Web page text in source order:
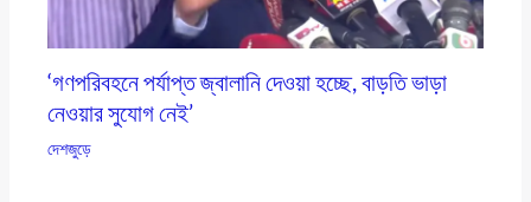
‘গণপরিবহনে পর্যাপ্ত জ্বালানি দেওয়া হচ্ছে, বাড়তি ভাড়া
নেওয়ার সুযোগ নেই’
দেশজুড়ে